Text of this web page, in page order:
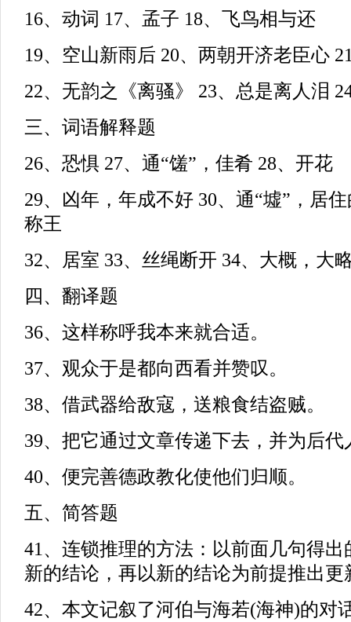
16、动词 17、孟子 18、飞鸟相与还
19、空山新雨后 20、两朝开济老臣心
22、无韵之《离骚》 23、总是离人泪
三、词语解释题
26、恐惧 27、通“馐”，佳肴 28、开花
29、凶年，年成不好 30、通“墟”，居
称王
32、居室 33、丝绳断开 34、大概，大
四、翻译题
36、这样称呼我本来就合适。
37、观众于是都向西看并赞叹。
38、借武器给敌寇，送粮食结盗贼。
39、把它通过文章传递下去，并为后代
40、便完善德政教化使他们归顺。
五、简答题
41、连锁推理的方法：以前面几句得
新的结论，再以新的结论为前提推出更
42、本文记叙了河伯与海若(海神)的对